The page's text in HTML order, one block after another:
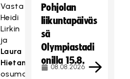
Vasta
Heidi
Lirkin
ja
Laura
Hietamäen
osumat
Pohjolan
liikuntapäiväs
sä
Olympiastadi
onilla 15.8.
08.08.2026